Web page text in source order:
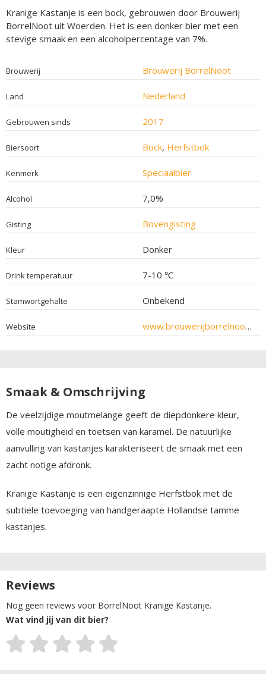
Kranige Kastanje is een bock, gebrouwen door Brouwerij
BorrelNoot uit Woerden. Het is een donker bier met een
stevige smaak en een alcoholpercentage van 7%.
Brouwerij Brouwerij BorrelNoot
Land Nederland
Gebrouwen sinds 2017
Biersoort Bock, Herfstbok
Kenmerk Speciaalbier
Alcohol 7,0%
Gisting Bovengisting
Kleur Donker
Drink temperatuur 7-10 ℃
Stamwortgehalte Onbekend
Website www.brouwerijborrelnoot.nl
Smaak & Omschrijving
De veelzijdige moutmelange geeft de diepdonkere kleur,
volle moutigheid en toetsen van karamel. De natuurlijke
aanvulling van kastanjes karakteriseert de smaak met een
zacht notige afdronk.
Kranige Kastanje is een eigenzinnige Herfstbok met de
subtiele toevoeging van handgeraapte Hollandse tamme
kastanjes.
Reviews
Nog geen reviews voor BorrelNoot Kranige Kastanje.
Wat vind jij van dit bier?